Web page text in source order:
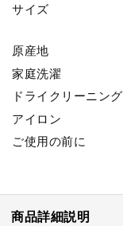
サイズ
原産地
家庭洗濯
ドライクリーニング
アイロン
ご使用の前に
商品詳細説明